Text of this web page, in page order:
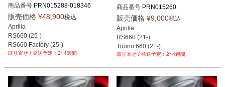
商品番号 PRN015288-018346
PRN015288-018346-01
PRN015288-018346-02
販売価格 ¥48,900税込
Aprilia
RS660 (25-)
RS660 Factory (25-)
2~4週間
商品番号 PRN015260
PRN015260-01
PRN015260-02
PRN015260-03
PRN015260-04
PRN015260-05
販売価格 ¥9,000税込
Aprilia
RS660 (21-)
Tuono 660 (21-)
2~4週間